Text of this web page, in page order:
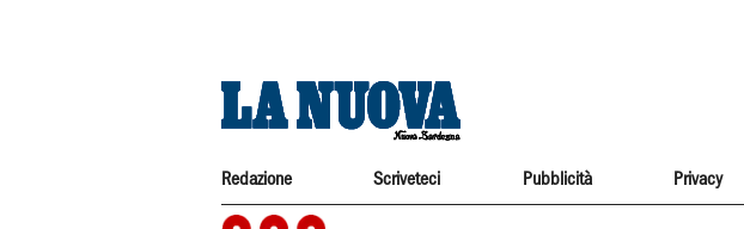
Redazione Scriveteci Pubblicità Privacy